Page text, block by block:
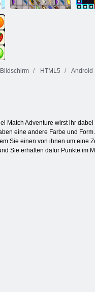
HTML5 Android
Match Adventure wirst ihr
eine andere Farbe und
Sie einen von ihnen um eine
Sie erhalten dafür Punkte im